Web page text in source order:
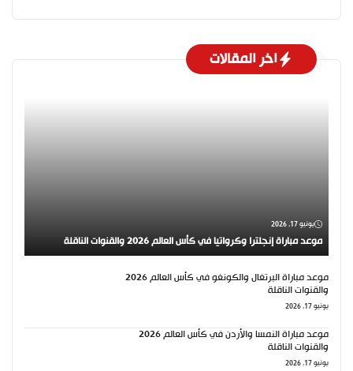
اخر المقالات
يونيو 17, 2026
موعد مباراة إنجلترا وكرواتيا في كأس العالم 2026 والقنوات الناقلة
موعد مباراة البرتغال والكونغو في كأس العالم 2026
والقنوات الناقلة
يونيو 17, 2026
موعد مباراة النمسا والأردن في كأس العالم 2026
والقنوات الناقلة
يونيو 17, 2026